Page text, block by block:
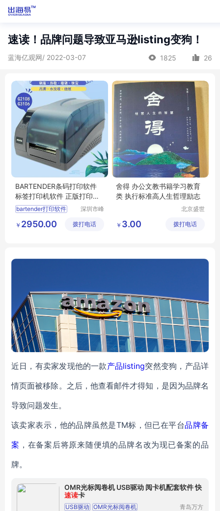
速读！品牌问题导致亚马逊listing变狗！
蓝海亿观网/ 2022-03-07 1825 26
BARTENDER条码打印软件
标签打印机软件 正版打印软
件
bartender打印软件
条码打印软件
深圳市峰
术有限公
￥ 2950.00 拨打电话
舍得 办公文教书籍学习教育
类 执行标准高人生哲理励志
北京盛世
传播中心
￥ 3.00 拨打电话
近日，有卖家发现他的一款产品listing突然变狗，产品详
情页面被移除。之后，他查看邮件才得知，是因为品牌名
导致问题发生。
该卖家表示，他的品牌虽然是TM标，但已在平台品牌备
案 ，在备案后将原来随便填的品牌名改为现已备案的品
牌。
OMR光标阅卷机 USB驱动 阅卡机配套软件 快
速读卡
USB驱动 OMR光标阅卷机
青岛万方